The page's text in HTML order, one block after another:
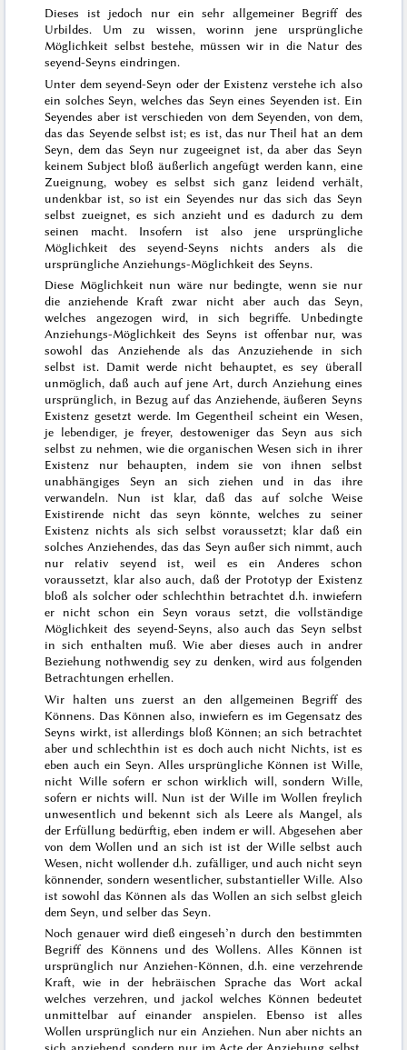
Dieses ist jedoch nur ein sehr allgemeiner Begriff des
Urbildes. Um zu wissen, worinn jene ursprüngliche
Möglichkeit selbst bestehe, müssen wir in die Natur des
seyend-Seyns eindringen.
Unter dem seyend-Seyn oder der Existenz verstehe ich also
ein solches Seyn, welches das Seyn eines Seyenden ist. Ein
Seyendes aber ist verschieden von dem Seyenden, von dem,
das das Seyende selbst ist; es ist, das nur Theil hat an dem
Seyn, dem das Seyn nur zugeeignet ist, da aber das Seyn
keinem Subject bloß äußerlichangefügt werden kann, eine
Zueignung, wobey es selbst sich ganz leidend verhält,
undenkbar ist, so ist ein Seyendes nur das sich das Seyn
selbst zueignet, es sich anzieht und es dadurch zu dem
seinen macht. Insofern ist also jene ursprüngliche
Möglichkeit des seyend-Seyns nichts anders als die
ursprüngliche Anziehungs-Möglichkeit des Seyns.
Diese Möglichkeit nun wäre nur bedingte, wenn sie nur
die anziehende Kraft zwar nicht aber auch das Seyn,
welches angezogen wird, in sich begriffe. Unbedingte
Anziehungs-Möglichkeit des Seyns ist offenbar nur, was
sowohl das Anziehende als das Anzuziehende in sich
selbst ist. Damit werde nicht behauptet, es sey überall
unmöglich, daß auch auf jene Art, durch Anziehung eines
ursprünglich, in Bezug auf das Anziehende, äußeren Seyns
Existenz gesetzt werde. Im Gegentheil scheint ein Wesen,
je lebendiger, je freyer, destoweniger das Seyn aus sich
selbst zu nehmen, wie die organischen Wesen sich in ihrer
Existenz nur behaupten, indem sie von ihnen selbst
unabhängiges Seyn an sich ziehen und in das ihre
verwandeln. Nun ist klar, daß das auf solche Weise
Existirende nicht das seyn könnte, welches zu seiner
Existenz nichts als sich selbst voraussetzt; klar daß ein
solches Anziehendes, das das Seyn außer sich nimmt, auch
nur relativ seyend ist, weil es ein Anderes schon
voraussetzt, klar also auch, daß der Prototyp der Existenz
bloßals solcher oder schlechthin betrachtet d.h. inwiefern
er nicht schon ein Seyn voraus setzt, die vollständige
Möglichkeit des seyend-Seyns, also auch das Seyn selbst
in sich enthalten muß. Wie aber dieses auch in andrer
Beziehung nothwendig sey zu denken, wird aus folgenden
Betrachtungen erhellen.
Wir halten uns zuerst an den allgemeinen Begriff des
Könnens. Das Können also, inwiefern es im Gegensatz des
Seyns wirkt, ist allerdings bloß Können;an sich betrachtet
aber und schlechthin ist es doch auch nicht Nichts, ist es
eben auch ein Seyn. Alles ursprüngliche Können ist Wille,
nicht Wille sofern er schon wirklich will, sondern Wille,
sofern er nichts will. Nun ist der Wille im Wollen freylich
unwesentlich und bekennt sich als Leere als Mangel, als
der Erfüllung bedürftig, eben indem er will. Abgesehen aber
von dem Wollen und an sich ist ist der Wille selbst auch
Wesen, nicht wollender d.h. zufälliger, und auch nicht seyn
könnender, sondern wesentlicher, substantieller Wille. Also
ist sowohl das Können als das Wollen an sich selbst gleich
dem Seyn, und selber das Seyn.
Noch genauer wird dieß eingeseh’n durch den bestimmten
Begriff des Könnens und des Wollens. Alles Können ist
ursprünglich nur Anziehen-Können, d.h. eine verzehrende
Kraft, wie in der hebräischen Sprache das Wort ackal
welches verzehren, und jackol welches Können bedeutet
unmittelbar auf einander anspielen. Ebenso ist alles
Wollen ursprünglich nur ein Anziehen. Nun aber nichts an